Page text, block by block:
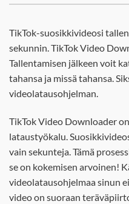
TikTok-suosikkivideosi
sekunnin. TikTok Video
Tallentamisen jälkeen voit
tahansa ja missä tahansa.
videolatausohjelman.
TikTok Video Downloader
lataustyökalu.
vain sekunteja. Tämä
se on kokemisen arvoinen!
videolatausohjelmaa sinun
video on suoraan